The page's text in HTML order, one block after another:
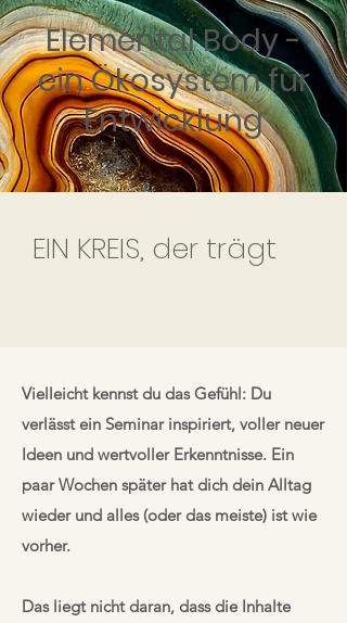
Elemental Body -
ein Ökosystem für
Entwicklung
EIN KREIS, der trägt
Vielleicht kennst du das Gefühl: Du
verlässt ein Seminar inspiriert, voller neuer
Ideen und wertvoller Erkenntnisse. Ein
paar Wochen später hat dich dein Alltag
wieder und alles (oder das meiste) ist wie
vorher.
Das liegt nicht daran, dass die Inhalte